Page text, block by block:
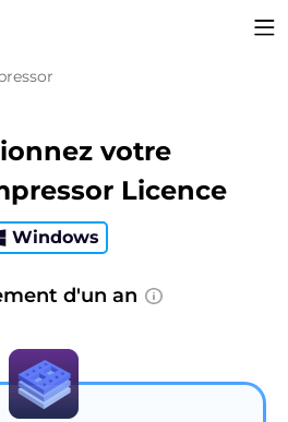
votre
Licence
Windows
d'un an